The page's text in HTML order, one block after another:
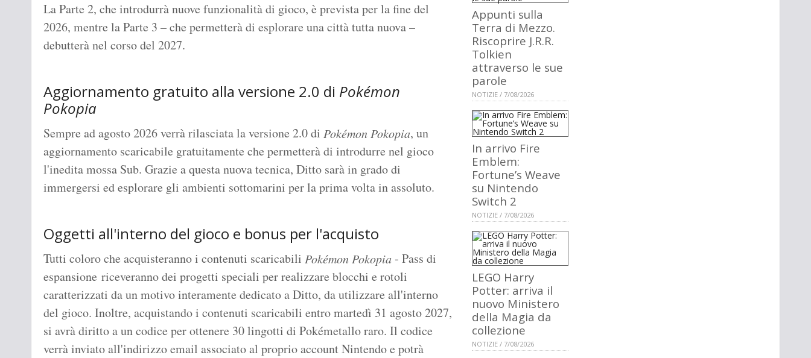
La Parte 2, che introdurrà nuove funzionalità di gioco, è prevista per la fine del
2026, mentre la Parte 3 – che permetterà di esplorare una città tutta nuova –
debutterà nel corso del 2027.
Aggiornamento gratuito alla versione 2.0 di Pokémon
Pokopia
Sempre ad agosto 2026 verrà rilasciata la versione 2.0 di Pokémon Pokopia, un
aggiornamento scaricabile gratuitamente che permetterà di introdurre nel gioco
l'inedita mossa Sub. Grazie a questa nuova tecnica, Ditto sarà in grado di
immergersi ed esplorare gli ambienti sottomarini per la prima volta in assoluto.
Oggetti all'interno del gioco e bonus per l'acquisto
Tutti coloro che acquisteranno i contenuti scaricabili Pokémon Pokopia ‑ Pass di
espansione riceveranno dei progetti speciali per realizzare blocchi e rotoli
caratterizzati da un motivo interamente dedicato a Ditto, da utilizzare all'interno
del gioco. Inoltre, acquistando i contenuti scaricabili entro martedì 31 agosto 2027,
si avrà diritto a un codice per ottenere 30 lingotti di Pokémetallo raro. Il codice
verrà inviato all'indirizzo email associato al proprio account Nintendo e potrà
Appunti sulla
Terra di Mezzo.
Riscoprire J.R.R.
Tolkien
attraverso le sue
parole
NOTIZIE / 7/08/2026
In arrivo Fire
Emblem:
Fortune’s Weave
su Nintendo
Switch 2
NOTIZIE / 7/08/2026
LEGO Harry
Potter: arriva il
nuovo Ministero
della Magia da
collezione
NOTIZIE / 7/08/2026